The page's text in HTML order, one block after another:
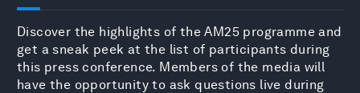
Discover the highlights of the AM25 programme and
get a sneak peek at the list of participants during
this press conference. Members of the media will
have the opportunity to ask questions live during